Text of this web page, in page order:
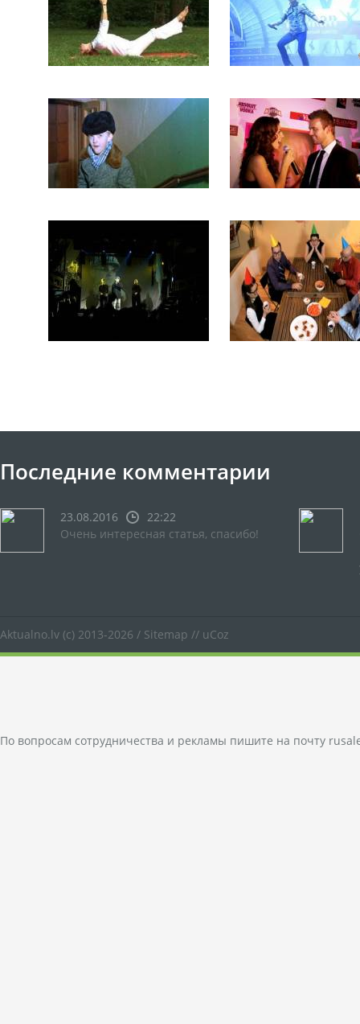
Последние комментарии
23.08.2016
22:22
Очень интересная статья, спасибо!
Aktualno.lv (c) 2013-2026 / Sitemap // uCoz
По вопросам сотрудничества и рекламы пишите на почту